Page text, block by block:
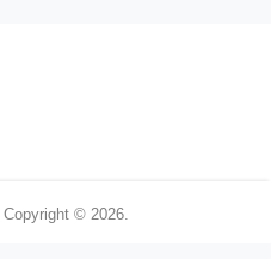
Copyright © 2026.